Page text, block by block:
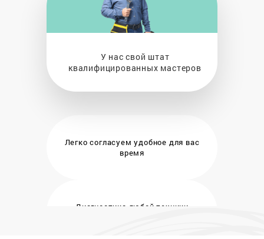
У нас свой штат
квалифицированных мастеров
Легко согласуем удобное для вас
время
Диагностика любой техники